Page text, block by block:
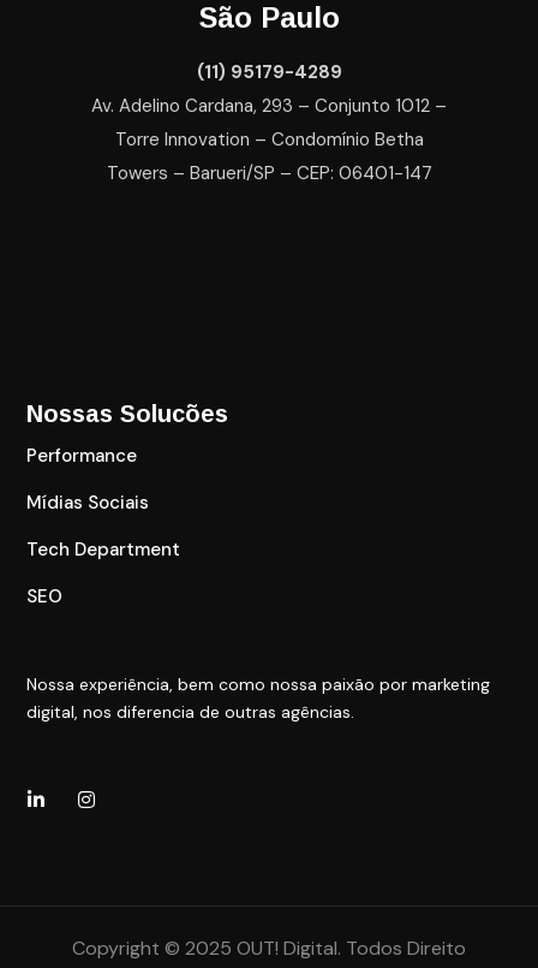
São Paulo
(11) 95179-4289
Av. Adelino Cardana, 293 – Conjunto 1012 –
Torre Innovation – Condomínio Betha
Towers – Barueri/SP – CEP: 06401-147
Nossas Solucões
Performance
Mídias Sociais
Tech Department
SEO
Nossa experiência, bem como nossa paixão por marketing
digital, nos diferencia de outras agências.
Copyright © 2025 OUT! Digital. Todos Direito